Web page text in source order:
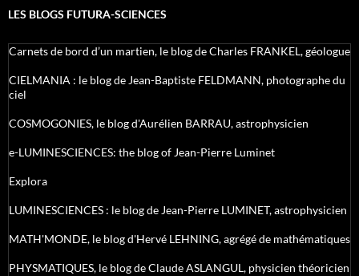
LES BLOGS FUTURA-SCIENCES
Carnets de bord d’un martien, le blog de Charles FRANKEL, géologue
CIELMANIA : le blog de Jean-Baptiste FELDMANN, photographe du
ciel
COSMOGONIES, le blog d'Aurélien BARRAU, astrophysicien
e-LUMINESCIENCES: the blog of Jean-Pierre Luminet
Explora
LUMINESCIENCES : le blog de Jean-Pierre LUMINET, astrophysicien
MATH'MONDE, le blog d'Hervé LEHNING, agrégé de mathématiques
PHYSMATIQUES, le blog de Claude ASLANGUL, physicien théoricien